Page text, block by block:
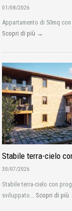
01/08/2026
Appartamento di 50mq
Scopri di più →
Stabile terra-cielo
30/07/2026
Stabile terra-cielo con
sviluppato... Scopri di più